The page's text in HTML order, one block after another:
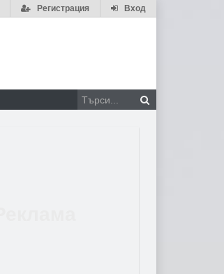
Вход
Регистрация